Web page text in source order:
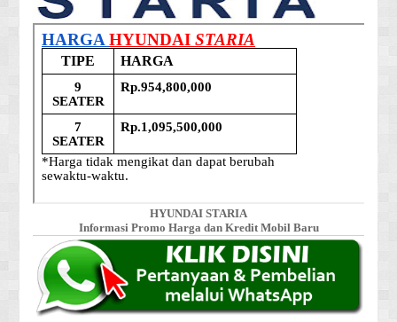
HYUNDAI STARIA
Informasi Promo Harga dan Kredit Mobil Baru